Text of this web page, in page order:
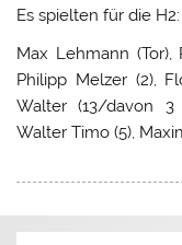
Es spielten für die H2:
Max Lehmann (Tor),
Philipp Melzer (2),
Walter (13/davon 3
Walter Timo (5),